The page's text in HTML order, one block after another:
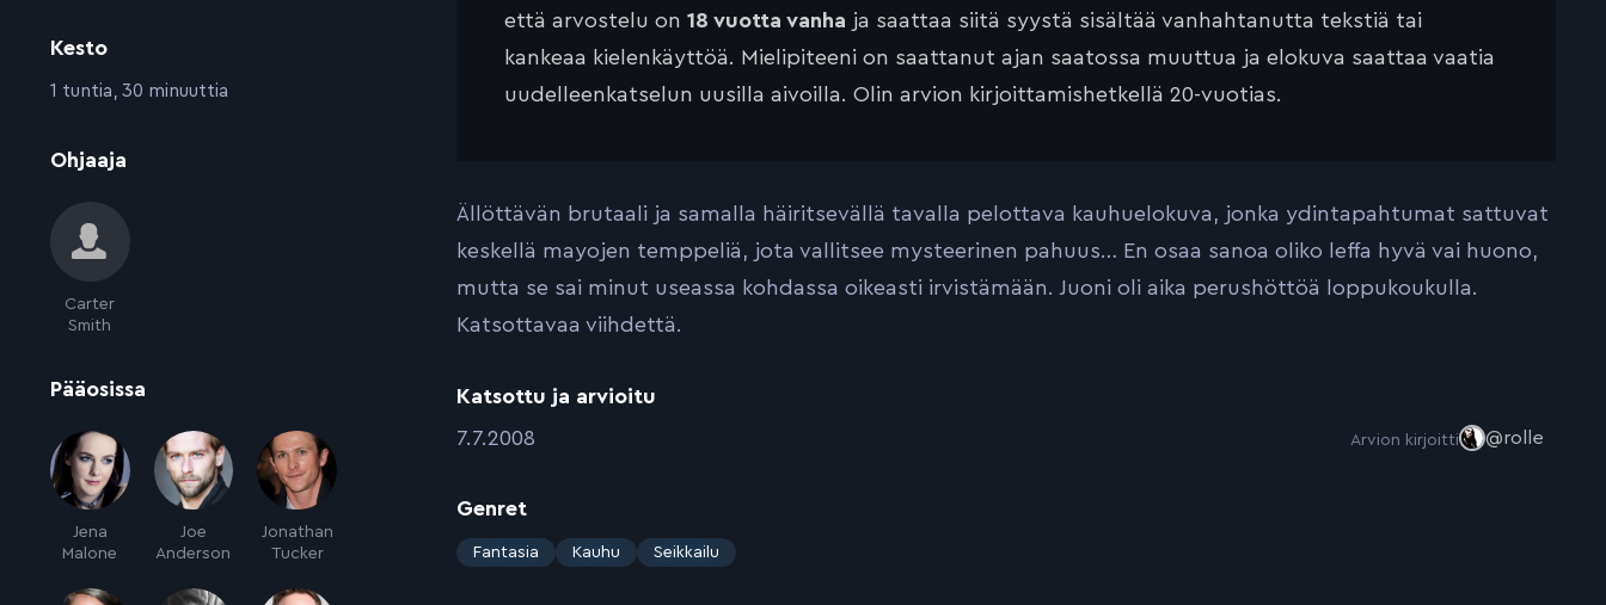
Kesto
:1 tuntia, 30 minuuttia
Ohjaaja
Carter
Smith
Pääosissa
Jena
Malone
Joe
Anderson
Jonathan
Tucker
että arvostelu on 18 vuotta vanha ja saattaa siitä syystä sisältää vanhahtanutta tekstiä tai
kankeaa kielenkäyttöä. Mielipiteeni on saattanut ajan saatossa muuttua ja elokuva saattaa vaatia
uudelleenkatselun uusilla aivoilla. Olin arvion kirjoittamishetkellä 20-vuotias.
Ällöttävän brutaali ja samalla häiritsevällä tavalla pelottava kauhuelokuva, jonka ydintapahtumat sattuvat
keskellä mayojen temppeliä, jota vallitsee mysteerinen pahuus… En osaa sanoa oliko leffa hyvä vai huono,
mutta se sai minut useassa kohdassa oikeasti irvistämään. Juoni oli aika perushöttöä loppukoukulla.
Katsottavaa viihdettä.
Katsottu ja arvioitu
:7.7.2008 Arvion kirjoitti @rolle
Genret
:
Fantasia Kauhu Seikkailu